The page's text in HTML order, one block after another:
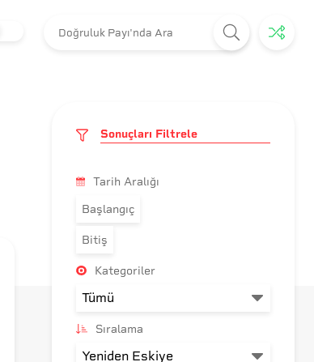
Sonuçları Filtrele
Tarih Aralığı
Başlangıç
Bitiş
Kategoriler
Sıralama